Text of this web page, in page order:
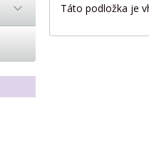
Táto podložka je